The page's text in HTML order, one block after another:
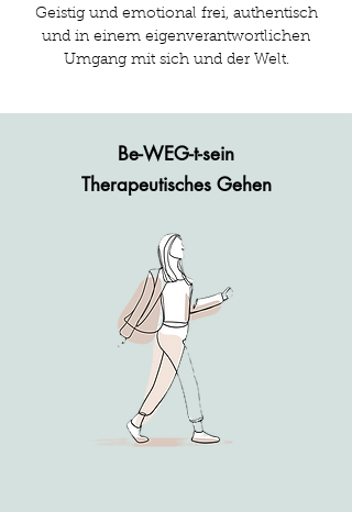
Geistig und emotional frei, authentisch
und in einem eigenverantwortlichen
Umgang mit sich und der Welt.
Be-WEG-t-sein
Therapeutisches Gehen